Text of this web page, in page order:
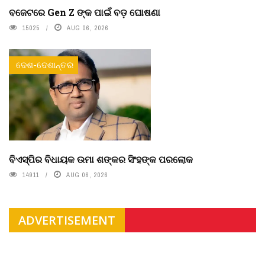
ବଜେଟରେ Gen Z ଙ୍କ ପାଇଁ ବଡ଼ ଘୋଷଣା
15025 AUG 06, 2026
ଦେଶ-ଦେଶାନ୍ତର
ବିଏସ୍‌ପିର ବିଧାୟକ ଉମା ଶଙ୍କର ସିଂହଙ୍କ ପରଲୋକ
14911 AUG 06, 2026
ADVERTISEMENT